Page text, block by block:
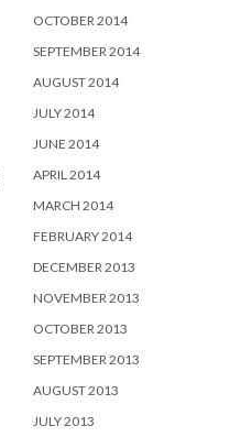
OCTOBER 2014
SEPTEMBER 2014
AUGUST 2014
JULY 2014
JUNE 2014
APRIL 2014
MARCH 2014
FEBRUARY 2014
DECEMBER 2013
NOVEMBER 2013
OCTOBER 2013
SEPTEMBER 2013
AUGUST 2013
JULY 2013